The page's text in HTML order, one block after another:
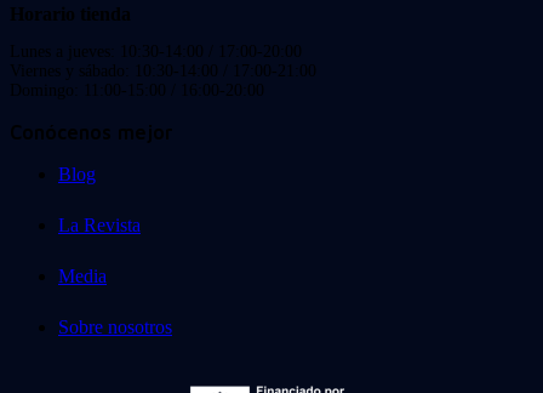
Horario tienda
Lunes a jueves: 10:30-14:00 / 17:00-20:00
Viernes y sábado: 10:30-14:00 / 17:00-21:00
Domingo: 11:00-15:00 / 16:00-20:00
Conócenos mejor
Blog
La Revista
Media
Sobre nosotros